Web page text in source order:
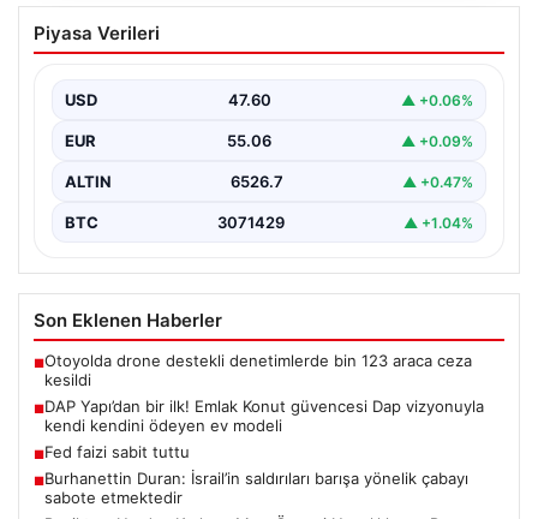
DAP Yapı’dan bir ilk! Emlak Konut
güvencesi Dap vizyonuyla kendi
Piyasa Verileri
USD 47.60 ▲ +0.06%
EUR 55.06 ▲ +0.09%
ALTIN 6526.7 ▲ +0.47%
BTC 3071429 ▲ +1.04%
Son Eklenen Haberler
■Otoyolda drone destekli denetimlerde bin 123 araca ceza
kesildi
■DAP Yapı’dan bir ilk! Emlak Konut güvencesi Dap vizyonuyla
kendi kendini ödeyen ev modeli
■Fed faizi sabit tuttu
■Burhanettin Duran: İsrail’in saldırıları barışa yönelik çabayı
sabote etmektedir